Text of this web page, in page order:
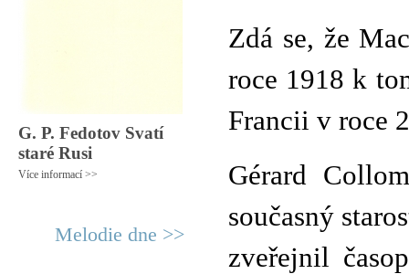
G. P. Fedotov Svatí
staré Rusi
Více informací >>
Melodie dne >>
Zdá se, že
roce 1918 k
Francii v roce
Gérard
současný
zveřejnil